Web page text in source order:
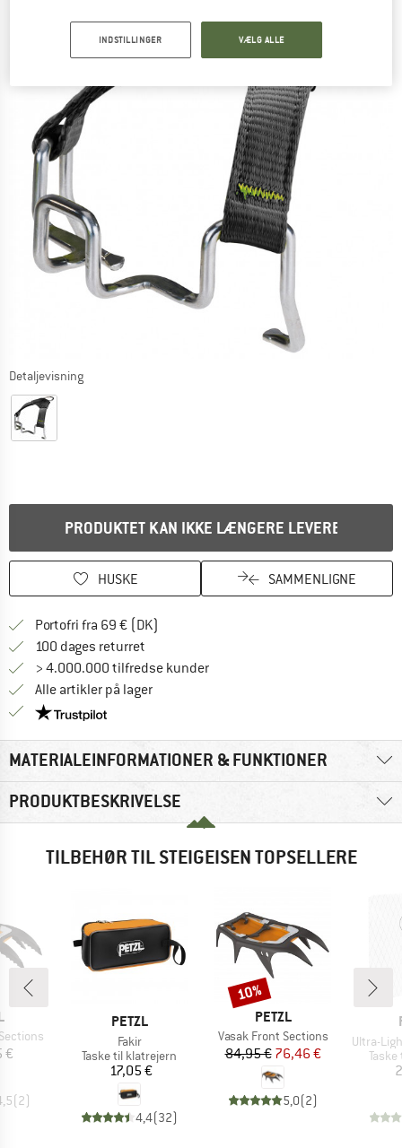
Detaljevisning
PRODUKTET KAN IKKE LÆNGERE LEVERES
HUSKE SAMMENLIGNE
Portofri fra 69 € (DK)
100 dages returret
> 4.000.000 tilfredse kunder
Alle artikler på lager
Vi er Trustpilot-certificeret - oplysningerne får du
MATERIALEINFORMATIONER & FUNKTIONER
PRODUKTBESKRIVELSE
TILBEHØR TIL STEIGEISEN TOPSELLERE
€
(2)
MÆRKE
PETZL
Artikel
Fakir
Produktgruppe
Taske til klatrejern
Pris
17,05 €
4,4(32)
MÆRKE
PETZL
Artikel
Vasak Front Sections
Pris
84,95 €Nedsat pris
76,46 €
5,0(2)
Rabat
10%
Artikel
Ultra-
INDSTILLINGER VÆLG ALLE